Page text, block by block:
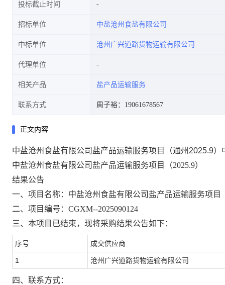
投标截止时间
招标单位 中盐沧州食盐有限公司
中标单位 沧州广兴道路货物运输有限公司
代理单位
相关产品 盐产品运输服务
联系方式 周子裕：19061678567
正文内容
中盐沧州食盐有限公司盐产品运输服务项目（通州2025.9）
中盐沧州食盐有限公司盐产品运输服务项目（2025.9）
结果公告
一、项目名称：中盐沧州食盐有限公司盐产品运输服务项目
二、项目编号：CGXM--2025090124
三、本项目已结束，现将采购结果公告如下：
序号 成交供应商
1 沧州广兴道路货物运输有限公司
四、联系方式：